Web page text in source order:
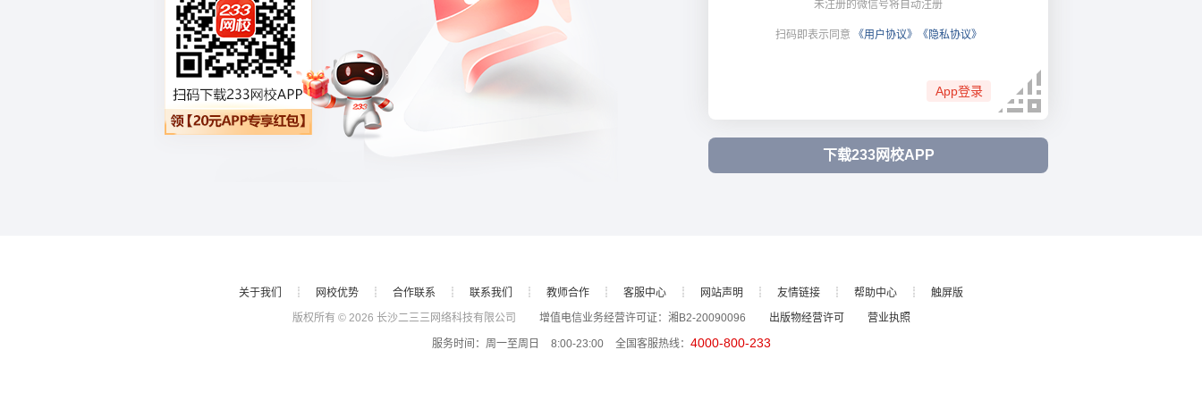
未注册的微信号将自动注册
扫码即表示同意 《用户协议》 《隐私协议》
App登录
下载233网校APP
关于我们 ┊ 网校优势 ┊ 合作联系 ┊ 联系我们 ┊ 教师合作 ┊ 客服中心 ┊ 网站声明 ┊ 友情链接 ┊ 帮助中心 ┊ 触屏版
版权所有 © 2026 长沙二三三网络科技有限公司
增值电信业务经营许可证：湘B2-20090096 出版物经营许可 营业执照
服务时间：周一至周日 8:00-23:00 全国客服热线： 4000-800-233